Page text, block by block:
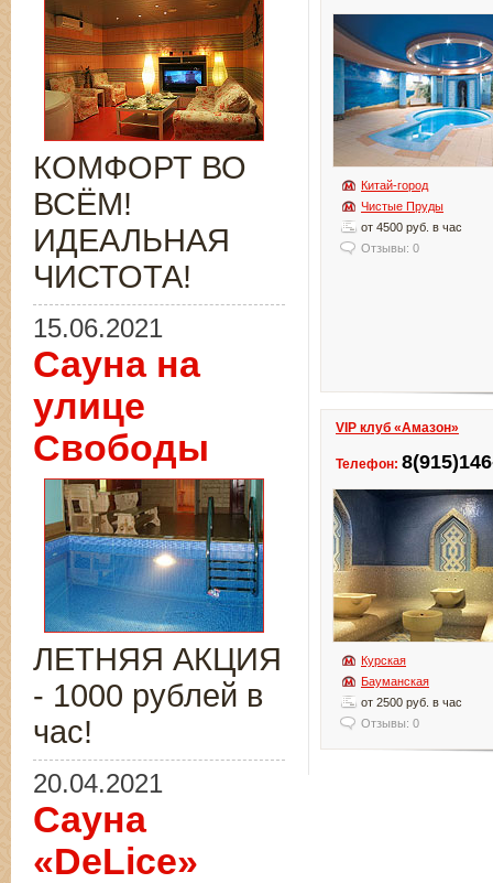
Китай-город
Чистые Пруды
от 4500 руб. в час
Отзывы: 0
VIP клуб «Амазон»
Телефон:
Курская
Бауманская
от 2500 руб. в час
Отзывы: 0
КОМФОРТ ВО
ВСЁМ!
ИДЕАЛЬНАЯ
ЧИСТОТА!
15.06.2021
Сауна на
улице
Свободы
ЛЕТНЯЯ АКЦИЯ
- 1000 рублей в
час!
20.04.2021
Сауна
«DeLice»